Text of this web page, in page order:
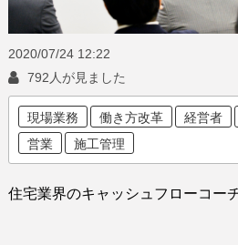
2020/07/24 12:22
792人が見ました
現場業務 働き方改革 経営者
営業
施工管理
住宅業界のキャッシュフローコー